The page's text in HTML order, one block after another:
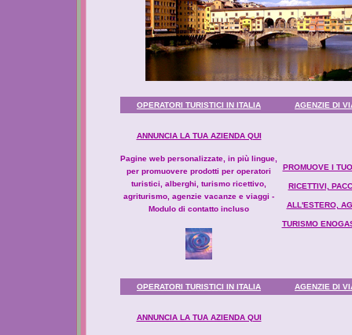
OPERATORI TURISTICI IN ITALIA AGENZIE DI
ANNUNCIA LA TUA AZIENDA QUI
Pagine web personalizzate, in più lingue,
per promuovere prodotti per operatori
turistici, alberghi, turismo ricettivo,
agriturismo, agenzie vacanze e viaggi -
Modulo di contatto incluso
PROMUOVE I
RICETTIVI,
ALL'ESTERO,
TURISMO
OPERATORI TURISTICI IN ITALIA AGENZIE DI
ANNUNCIA LA TUA AZIENDA QUI